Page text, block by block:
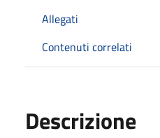
Allegati
Contenuti correlati
Descrizione